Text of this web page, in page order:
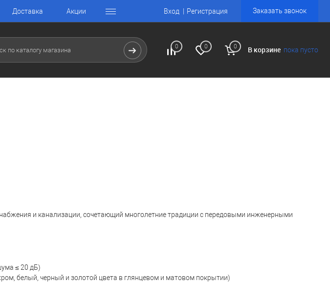
Доставка Акции Вход Регистрация Заказать звонок
0 0 0 В корзине пока пусто
и канализации, сочетающий многолетние традиции с передовыми инженерными
≤ 20 дБ)
белый, черный и золотой цвета в глянцевом и матовом покрытии)